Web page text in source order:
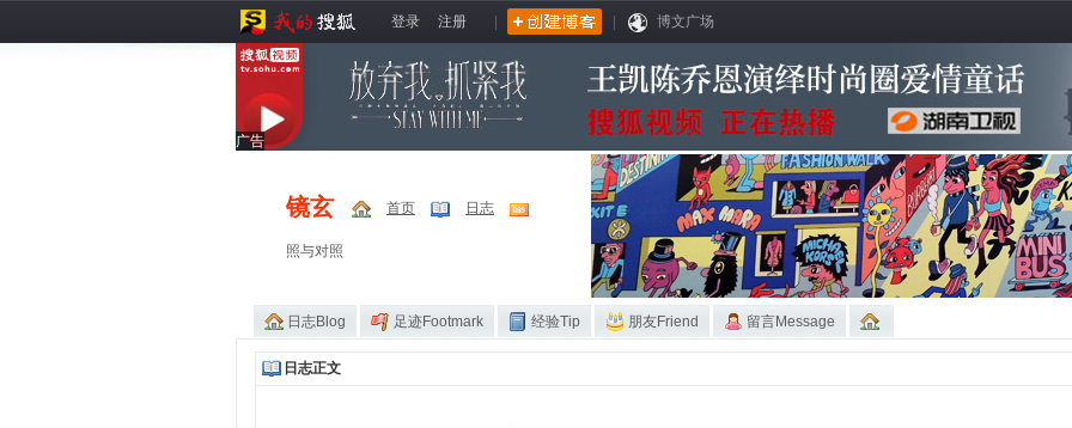
登录 注册 博文广场
广告
镜玄 首页 日志
照与对照
日志Blog 足迹Footmark 经验Tip 朋友Friend 留言Message
日志正文